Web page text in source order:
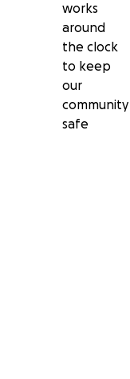
works
around
the clock
to keep
our
community
safe